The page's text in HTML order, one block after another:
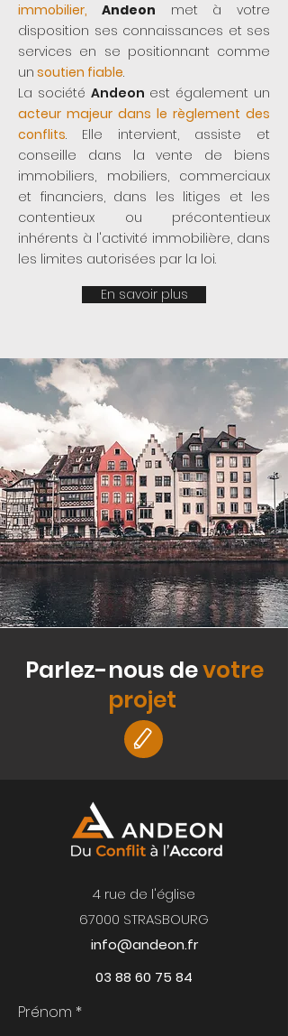
immobilier, Andeon met à votre
disposition ses connaissances et ses
services en se positionnant comme
un soutien fiable.
La société Andeon est également un
acteur majeur dans le règlement des
conflits. Elle intervient, assiste et
conseille dans la vente de biens
immobiliers, mobiliers, commerciaux
et financiers, dans les litiges et les
contentieux ou précontentieux
inhérents à l'activité immobilière, dans
les limites autorisées par la loi.
En savoir plus
Parlez-nous devotre
projet
4 rue de l'église
67000 STRASBOURG
info@andeon.fr
03 88 60 75 84
Prénom